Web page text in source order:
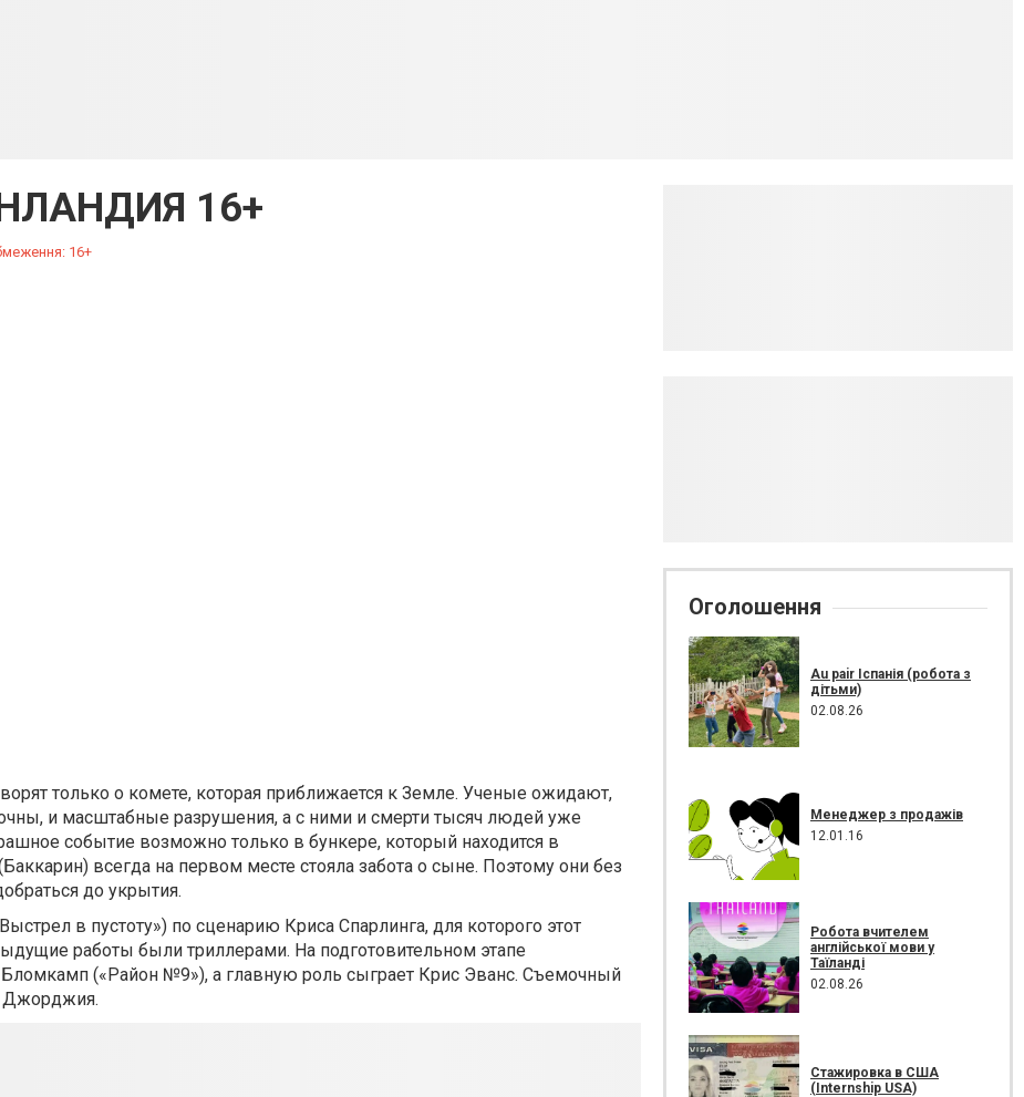
16+
16+
только о комете, которая приближается к Земле. Ученые ожидают,
и масштабные разрушения, а с ними и смерти тысяч людей уже
событие возможно только в бункере, который находится в
всегда на первом месте стояла забота о сыне. Поэтому они без
до укрытия.
в пустоту») по сценарию Криса Спарлинга, для которого этот
работы были триллерами. На подготовительном этапе
(«Район №9»), а главную роль сыграет Крис Эванс. Съемочный
Джорджия.
Оголошення
Au pair Іспанія (робота з
дітьми)
02.08.26
Менеджер з продажів
12.01.16
Робота вчителем
англійської мови у
Таїланді
02.08.26
Стажировка в США
(Internship USA)